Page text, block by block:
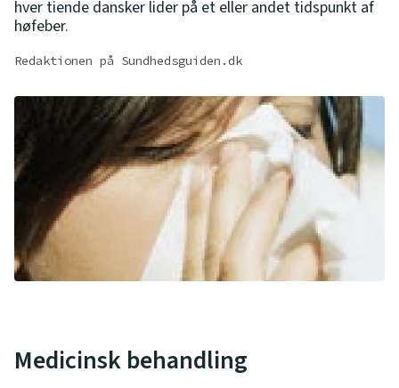
hver tiende dansker lider på et eller andet tidspunkt af
høfeber.
Redaktionen på Sundhedsguiden.dk
Medicinsk behandling